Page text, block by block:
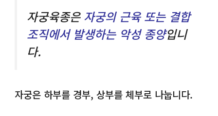
자궁육종은 자궁의 근육 또는 결합
조직에서 발생하는 악성 종양입니
다.
자궁은 하부를 경부, 상부를 체부로 나눕니다.